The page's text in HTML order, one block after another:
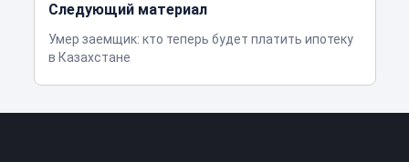
Следующий материал
Умер заемщик: кто теперь будет платить ипотеку
в Казахстане